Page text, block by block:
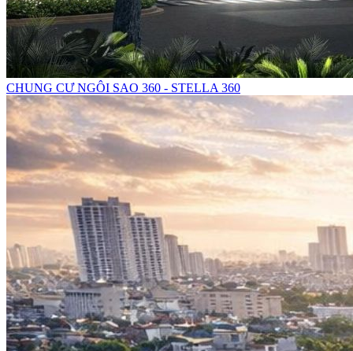
CHUNG CƯ NGÔI SAO 360 - STELLA 360